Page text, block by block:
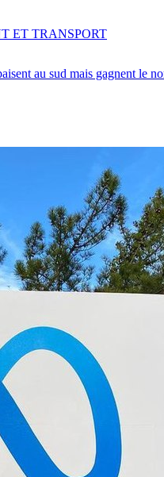
au sud mais gagnent le
ET TRANSPORT